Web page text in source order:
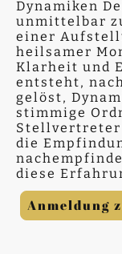
Dynamiken
unmittelbar
einer
heilsamer
Klarheit und
entsteht,
gelöst,
stimmige
die
diese
Anmeldung